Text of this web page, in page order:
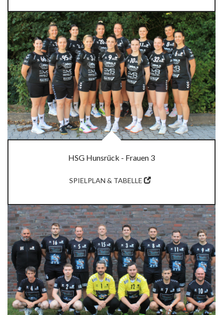
HSG Hunsrück - Frauen 3
SPIELPLAN & TABELLE